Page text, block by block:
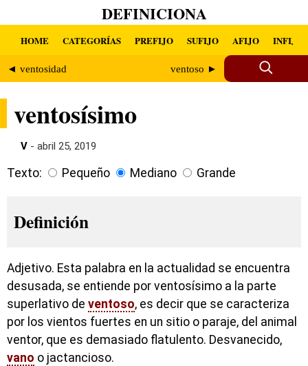
DEFINICIONA
HOME CATEGORÍAS PREFIJO SUFIJO AFIJO INFIJO
◄ ventosidad ventoso ►
ventosísimo
V - abril 25, 2019
Texto: Pequeño Mediano Grande
Definición
Adjetivo. Esta palabra en la actualidad se encuentra
desusada, se entiende por ventosísimo a la parte
superlativo de ventoso, es decir que se caracteriza
por los vientos fuertes en un sitio o paraje, del animal
ventor, que es demasiado flatulento. Desvanecido,
vano o jactancioso.